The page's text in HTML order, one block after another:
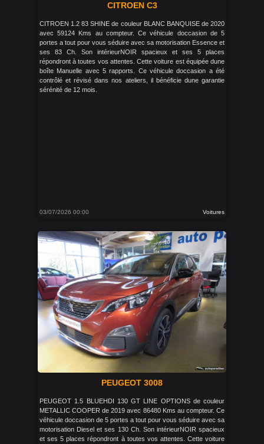
CITROEN C3
CITROEN 1.2 83 SHINE de couleur BLANC BANQUISE de 2020
avec 59124 Kms au compteur. Ce véhicule doccasion de 5
portes a tout pour vous séduire avec sa motorisation Essence et
ses 83 Ch. Son intérieurNOIR spacieux et ses 5 places
répondront à toutes vos attentes. Cette voiture est équipée dune
boîte Manuelle avec 5 rapports. Ce véhicule doccasion a été
contrôlé et révisé dans nos ateliers, il bénéficie dune garantie
sérénité de 12 mois.
03/07/2026 00:00 Voitures
PEUGEOT 3008
PEUGEOT 1.5 BLUEHDI 130 GT LINE OPTIONS de couleur
METALLIC COOPER de 2019 avec 86480 Kms au compteur. Ce
véhicule doccasion de 5 portes a tout pour vous séduire avec sa
motorisation Diesel et ses 130 Ch. Son intérieurNOIR spacieux
et ses 5 places répondront à toutes vos attentes. Cette voiture